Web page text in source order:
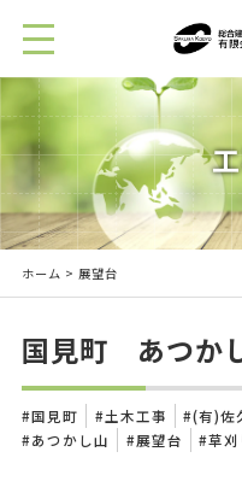
ホーム > 展望台
国見町 あつか
国見町 土木工事 (有)佐
あつかし山
展望台 草刈